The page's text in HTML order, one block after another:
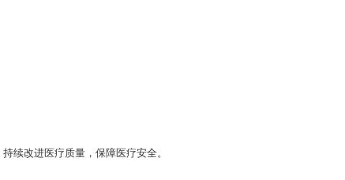
改进医疗质量，保障医疗安全。